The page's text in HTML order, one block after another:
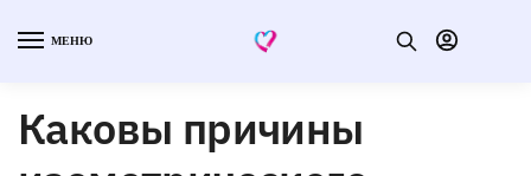
МЕНЮ
Каковы причины